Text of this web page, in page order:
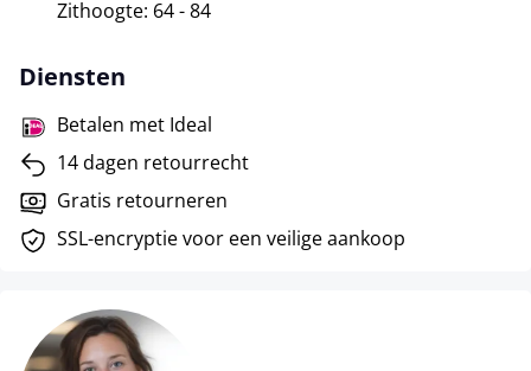
Zithoogte: 64 - 84
Diensten
Betalen met Ideal
14 dagen retourrecht
Gratis retourneren
SSL-encryptie voor een veilige aankoop